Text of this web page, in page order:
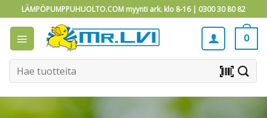
to
content
LÄMPÖPUMPPUHUOLTO.COM myynti ark. klo 8-16 | 0300 30 80 82
0
Etsi: barcode_scanner